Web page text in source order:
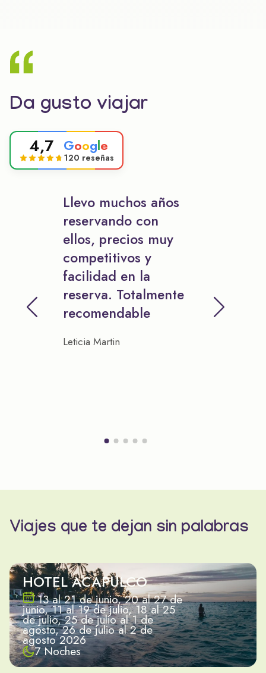
Da gusto viajar
4,7 Google
120 reseñas
Llevo muchos años
reservando con
ellos, precios muy
competitivos y
facilidad en la
reserva. Totalmente
recomendable
Leticia Martin
Viajes que te dejan sin palabras
HOTEL ACAPULCO
13 al 21 de junio, 20 al 27 de
junio, 11 al 19 de julio, 18 al 25
de julio, 25 de julio al 1 de
agosto, 26 de julio al 2 de
agosto 2026
7 Noches